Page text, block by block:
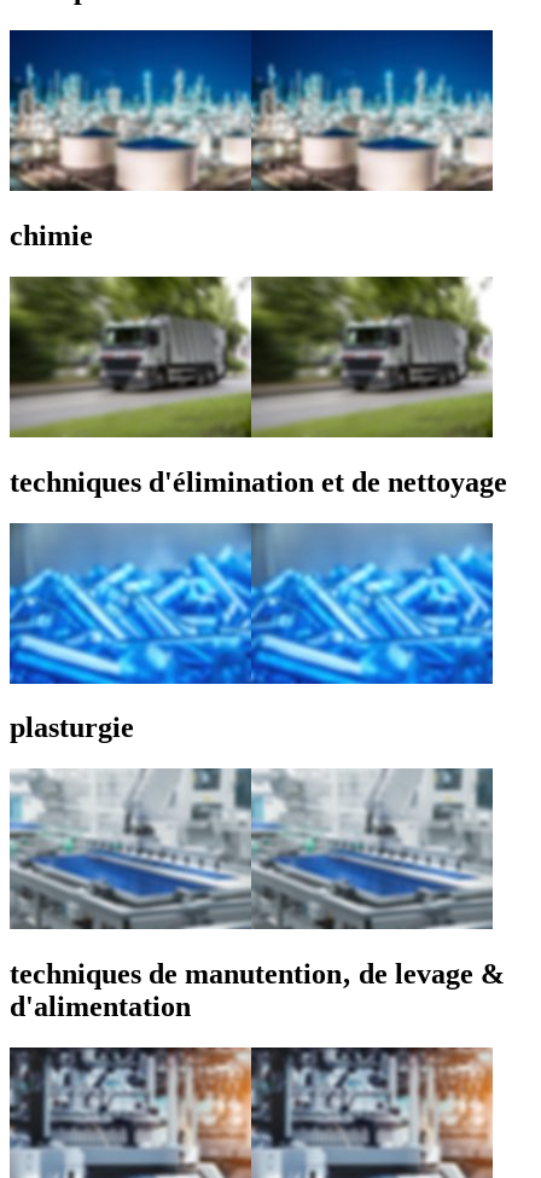
chimie
techniques d'élimination et de nettoyage
plasturgie
techniques de manutention‚ de levage &
d'alimentation